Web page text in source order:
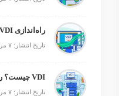
تاریخ انتشار: ۷ مرداد ۱۴۰۵
تاریخ انتشار: ۷ مرداد ۱۴۰۵